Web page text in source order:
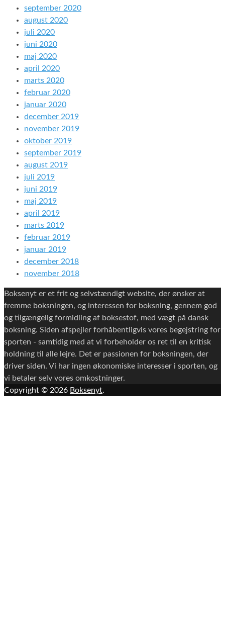
september 2020
august 2020
juli 2020
juni 2020
maj 2020
april 2020
marts 2020
februar 2020
januar 2020
december 2019
november 2019
oktober 2019
september 2019
august 2019
juli 2019
juni 2019
maj 2019
april 2019
marts 2019
februar 2019
januar 2019
december 2018
november 2018
Boksenyt er et frit og selvstændigt website, der ønsker at
fremme boksningen, og interessen for boksning, gennem god
og tilgængelig formidling af boksestof, med vægt på dansk
boksning. Siden afspejler forhåbentligvis vores begejstring for
sporten - samtidig med at vi forbeholder os ret til en kritisk
holdning til alle lejre. Det er passionen for boksningen, der
driver siden. Vi har ingen økonomiske interesser i sporten, og
vi betaler selv vores omkostninger.
Copyright © 2026 Boksenyt.